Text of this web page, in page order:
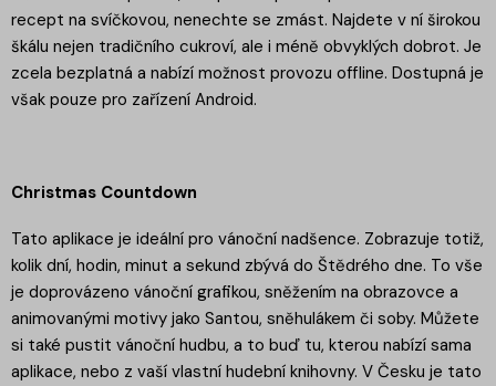
recept na svíčkovou, nenechte se zmást. Najdete v ní širokou
škálu nejen tradičního cukroví, ale i méně obvyklých dobrot. Je
zcela bezplatná a nabízí možnost provozu offline. Dostupná je
však pouze pro zařízení Android.
Christmas Countdown
Tato aplikace je ideální pro vánoční nadšence. Zobrazuje totiž,
kolik dní, hodin, minut a sekund zbývá do Štědrého dne. To vše
je doprovázeno vánoční grafikou, sněžením na obrazovce a
animovanými motivy jako Santou, sněhulákem či soby. Můžete
si také pustit vánoční hudbu, a to buď tu, kterou nabízí sama
aplikace, nebo z vaší vlastní hudební knihovny. V Česku je tato